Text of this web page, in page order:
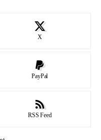
X
PayPal
RSS Feed